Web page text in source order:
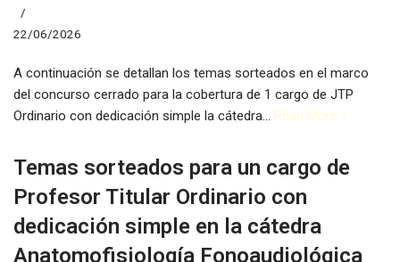
22/06/2026
A continuación se detallan los temas sorteados en el marco
del concurso cerrado para la cobertura de 1 cargo de JTP
Ordinario con dedicación simple la cátedra… Read More »
Temas sorteados para un cargo de
Profesor Titular Ordinario con
dedicación simple en la cátedra
Anatomofisiología Fonoaudiológica